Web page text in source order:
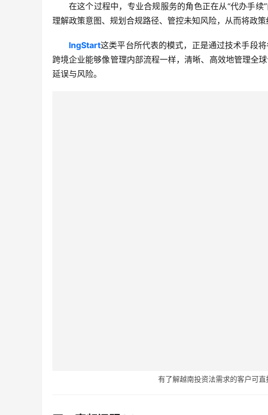
在这个过程中，专业合规服务的角色正在从“代办手
理解政策意图、规划合规路径、管控未知风险，从而将政策
lngStart这类平台所代表的模式，正是通过技术手段
跨境企业能够像管理内部流程一样，清晰、高效地管理全
延误与风险。
有了解越南投资法需求的客户可